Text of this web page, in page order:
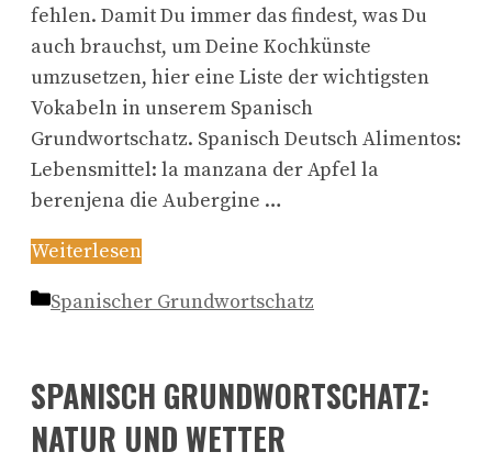
fehlen. Damit Du immer das findest, was Du
auch brauchst, um Deine Kochkünste
umzusetzen, hier eine Liste der wichtigsten
Vokabeln in unserem Spanisch
Grundwortschatz. Spanisch Deutsch Alimentos:
Lebensmittel: la manzana der Apfel la
berenjena die Aubergine …
Weiterlesen
Kategorien
Spanischer Grundwortschatz
SPANISCH GRUNDWORTSCHATZ:
NATUR UND WETTER